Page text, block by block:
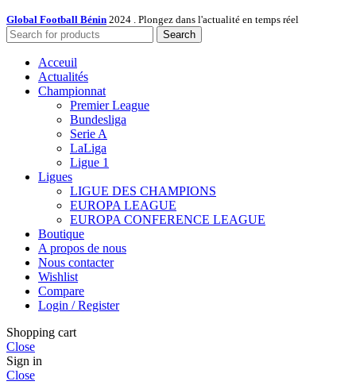
Global Football Bénin 2024 . Plongez dans l'actualité en temps réel
Search
Acceuil
Actualités
Championnat
Premier League
Bundesliga
Serie A
LaLiga
Ligue 1
Ligues
LIGUE DES CHAMPIONS
EUROPA LEAGUE
EUROPA CONFERENCE LEAGUE
Boutique
A propos de nous
Nous contacter
Wishlist
Compare
Login / Register
Shopping cart
Close
Sign in
Close